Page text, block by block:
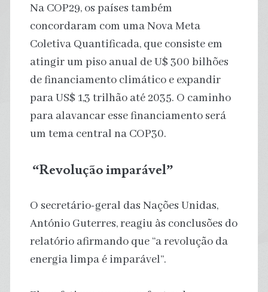
Na COP29, os países também
concordaram com uma Nova Meta
Coletiva Quantificada, que consiste em
atingir um piso anual de U$ 300 bilhões
de financiamento climático e expandir
para US$ 1,3 trilhão até 2035. O caminho
para alavancar esse financiamento será
um tema central na COP30.
“Revolução imparável”
O secretário-geral das Nações Unidas,
António Guterres, reagiu às conclusões do
relatório afirmando que “a revolução da
energia limpa é imparável”.